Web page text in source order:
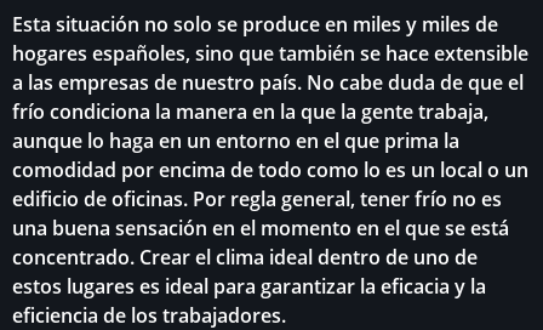
Esta situación no solo se produce en miles y miles de
hogares españoles, sino que también se hace extensible
a las empresas de nuestro país. No cabe duda de que el
frío condiciona la manera en la que la gente trabaja,
aunque lo haga en un entorno en el que prima la
comodidad por encima de todo como lo es un local o un
edificio de oficinas. Por regla general, tener frío no es
una buena sensación en el momento en el que se está
concentrado. Crear el clima ideal dentro de uno de
estos lugares es ideal para garantizar la eficacia y la
eficiencia de los trabajadores.